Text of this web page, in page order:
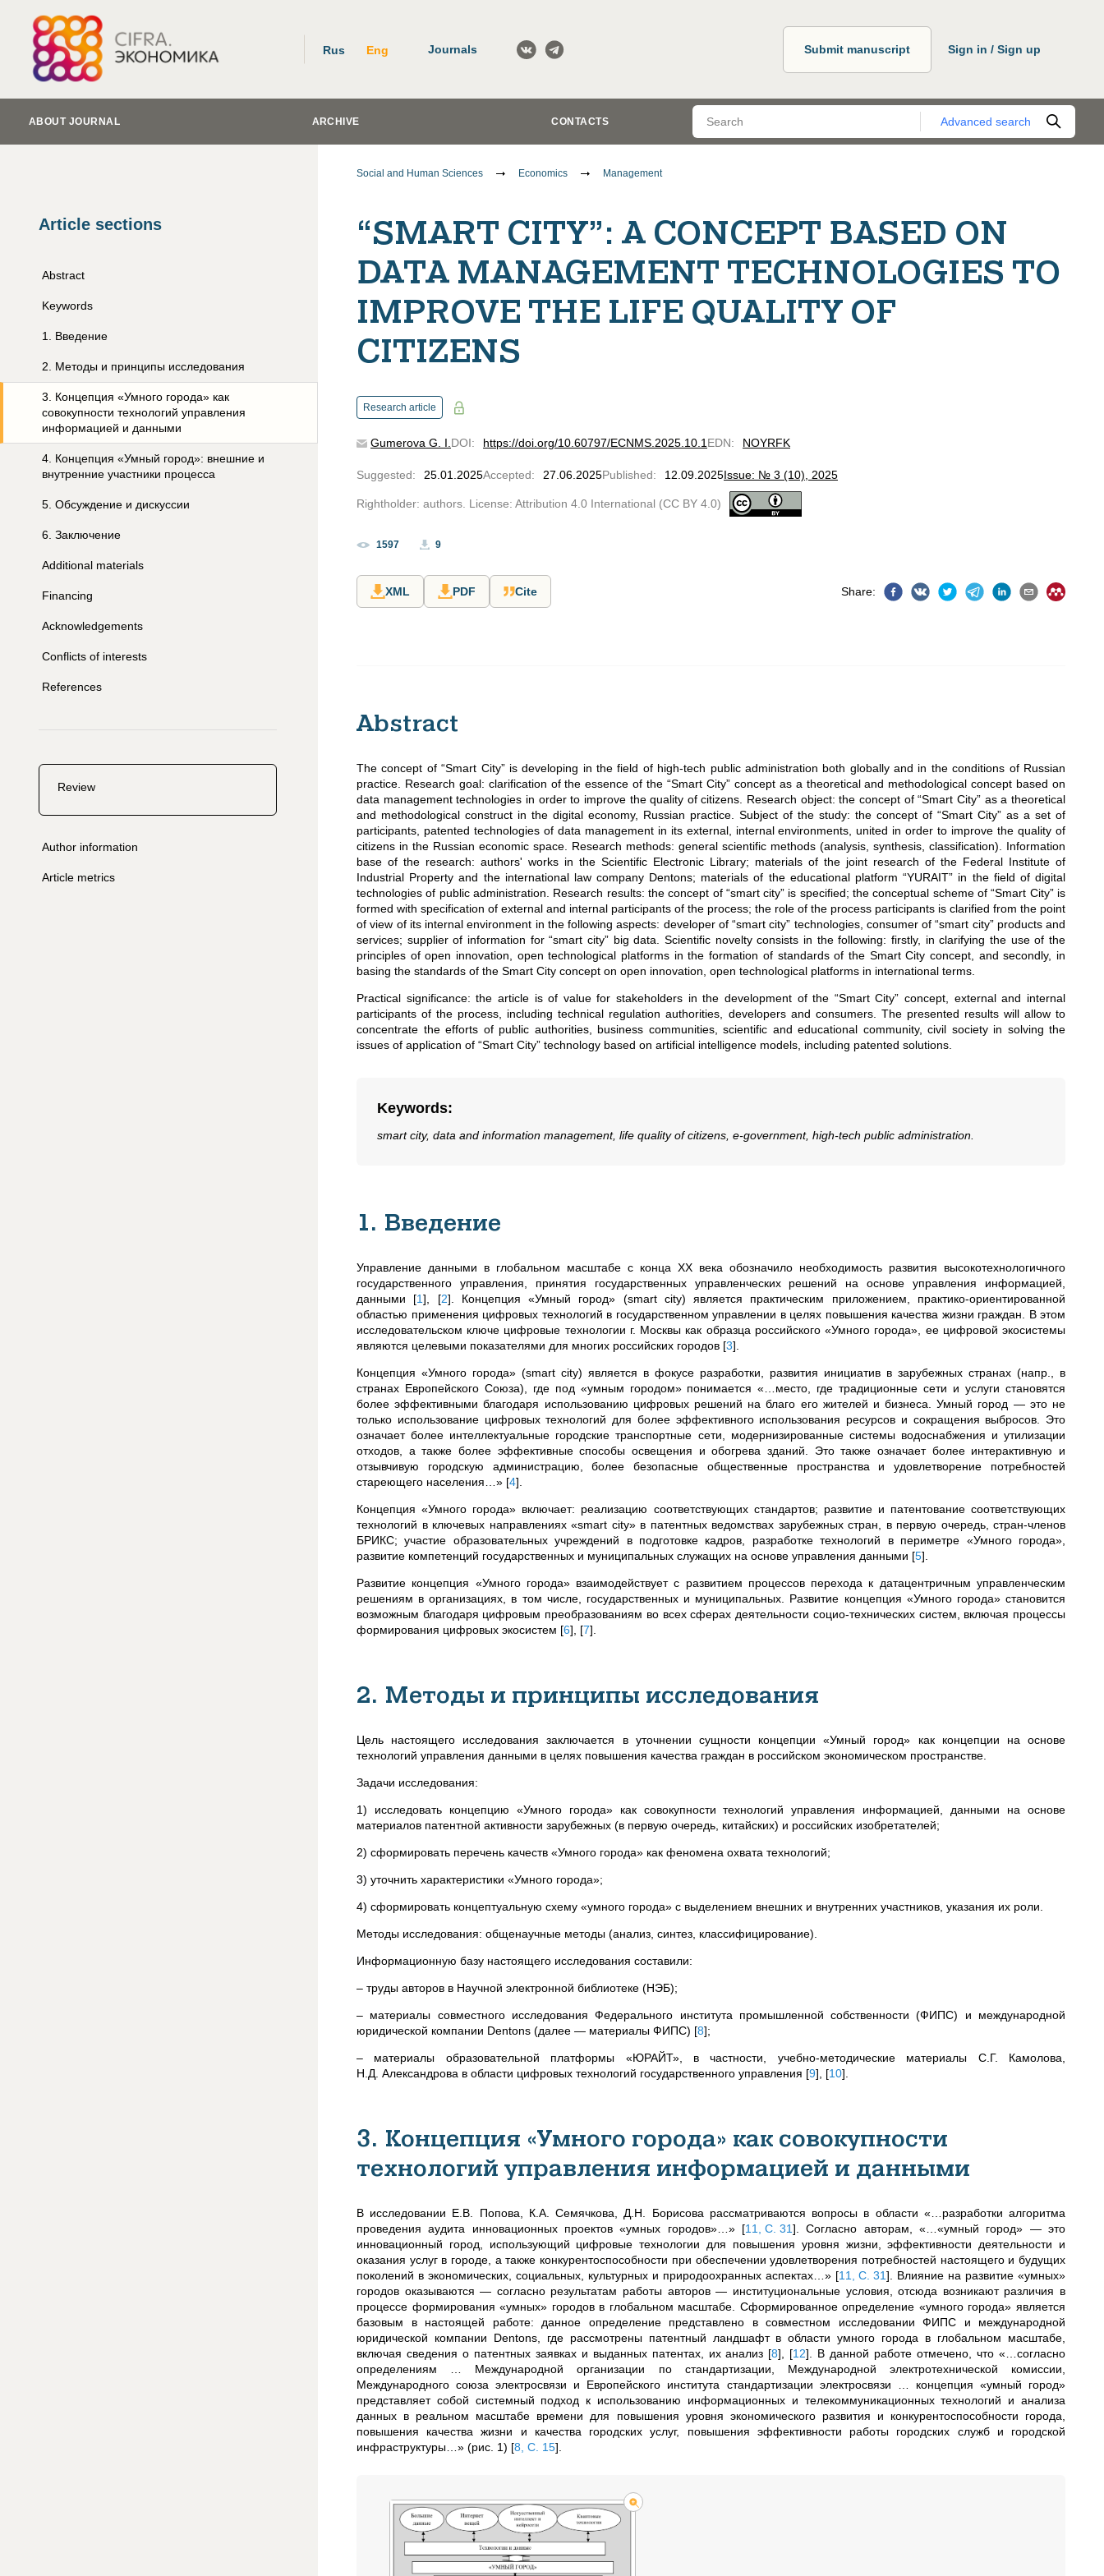
Rus Eng Journals Submit manuscript Sign in / Sign up
ABOUT JOURNAL ARCHIVE CONTACTS Advanced search
Article sections
Abstract
Keywords
1 Введение
2 Методы и принципы исследования
3
Концепция «Умного города» как
совокупности технологий управления
информацией и данными
4 Концепция «Умный город»: внешние и
внутренние участники процесса
5 Обсуждение и дискуссии
6 Заключение
Additional materials
Financing
Acknowledgements
Conflicts of interests
References
Review
Author information
Article metrics
Social and Human Sciences Economics Management
“SMART CITY”: A CONCEPT BASED ON
DATA MANAGEMENT TECHNOLOGIES TO
IMPROVE THE LIFE QUALITY OF
CITIZENS
Research article
Gumerova G. I. DOI: https://doi.org/10.60797/ECNMS.2025.10.1 EDN: NOYRFK
Suggested: 25.01.2025Accepted: 27.06.2025Published: 12.09.2025Issue: № 3 (10), 2025
Rightholder: authors. License: Attribution 4.0 International (CC BY 4.0)
1597 9
XML PDF Cite Share:
Abstract
The concept of “Smart City” is developing in the field of high-tech public administration both globally and in the conditions of Russian
practice. Research goal: clarification of the essence of the “Smart City” concept as a theoretical and methodological concept based on
data management technologies in order to improve the quality of citizens. Research object: the concept of “Smart City” as a theoretical
and methodological construct in the digital economy, Russian practice. Subject of the study: the concept of “Smart City” as a set of
participants, patented technologies of data management in its external, internal environments, united in order to improve the quality of
citizens in the Russian economic space. Research methods: general scientific methods (analysis, synthesis, classification). Information
base of the research: authors' works in the Scientific Electronic Library; materials of the joint research of the Federal Institute of
Industrial Property and the international law company Dentons; materials of the educational platform “YURAIT” in the field of digital
technologies of public administration. Research results: the concept of “smart city” is specified; the conceptual scheme of “Smart City” is
formed with specification of external and internal participants of the process; the role of the process participants is clarified from the point
of view of its internal environment in the following aspects: developer of “smart city” technologies, consumer of “smart city” products and
services; supplier of information for “smart city” big data. Scientific novelty consists in the following: firstly, in clarifying the use of the
principles of open innovation, open technological platforms in the formation of standards of the Smart City concept, and secondly, in
basing the standards of the Smart City concept on open innovation, open technological platforms in international terms.
Practical significance: the article is of value for stakeholders in the development of the “Smart City” concept, external and internal
participants of the process, including technical regulation authorities, developers and consumers. The presented results will allow to
concentrate the efforts of public authorities, business communities, scientific and educational community, civil society in solving the
issues of application of “Smart City” technology based on artificial intelligence models, including patented solutions.
Keywords:
smart city, data and information management, life quality of citizens, e-government, high-tech public administration.
1. Введение
Управление данными в глобальном масштабе с конца XX века обозначило необходимость развития высокотехнологичного
государственного управления, принятия государственных управленческих решений на основе управления информацией,
данными [1] [2] . Концепция «Умный город» (smart city) является практическим приложением, практико-ориентированной
областью применения цифровых технологий в государственном управлении в целях повышения качества жизни граждан. В этом
исследовательском ключе цифровые технологии г. Москвы как образца российского «Умного города», ее цифровой экосистемы
являются целевыми показателями для многих российских городов [3]
Концепция «Умного города» (smart city) является в фокусе разработки, развития инициатив в зарубежных странах (напр., в
странах Европейского Союза), где под «умным городом» понимается «… место, где традиционные сети и услуги становятся
более эффективными благодаря использованию цифровых решений на благо его жителей и бизнеса. Умный город — это не
только использование цифровых технологий для более эффективного использования ресурсов и сокращения выбросов. Это
означает более интеллектуальные городские транспортные сети, модернизированные системы водоснабжения и утилизации
отходов, а также более эффективные способы освещения и обогрева зданий. Это также означает более интерактивную и
отзывчивую городскую администрацию, более безопасные общественные пространства и удовлетворение потребностей
стареющего населения
» [4]
Концепция «Умного города» включает: реализацию соответствующих стандартов; развитие и патентование соответствующих
технологий в ключевых направлениях «smart city» в патентных ведомствах зарубежных стран, в первую очередь, стран-членов
БРИКС; участие образовательных учреждений в подготовке кадров, разработке технологий в периметре «Умного города»,
развитие компетенций государственных и муниципальных служащих на основе управления данными [5]
Развитие концепция «Умного города» взаимодействует с развитием процессов перехода к датацентричным управленческим
решениям в организациях, в том числе, государственных и муниципальных. Развитие концепция «Умного города» становится
возможным благодаря цифровым преобразованиям во всех сферах деятельности социо-технических систем, включая процессы
формирования цифровых экосистем [6] [7]
2. Методы и принципы исследования
Цель настоящего исследования заключается в уточнении сущности концепции «Умный город» как концепции на основе
технологий управления данными в целях повышения качества граждан в российском экономическом пространстве.
Задачи исследования:
1) исследовать концепцию «Умного города» как совокупности технологий управления информацией, данными на основе
материалов патентной активности зарубежных (в первую очередь, китайских) и российских изобретателей;
2) сформировать перечень качеств «Умного города» как феномена охвата технологий;
3) уточнить характеристики «Умного города»;
4) сформировать концептуальную схему «умного города» с выделением внешних и внутренних участников, указания их роли.
Методы исследования: общенаучные методы (анализ, синтез, классифицирование).
Информационную базу настоящего исследования составили:
– труды авторов в Научной электронной библиотеке (НЭБ);
– материалы совместного исследования Федерального института промышленной собственности (ФИПС) и международной
юридической компании Dentons (далее — материалы ФИПС) [8];
– материалы образовательной платформы «ЮРАЙТ», в частности, учебно-методические материалы С.Г.
Камолова,
Н.Д. Александрова в области цифровых технологий государственного управления [9] [10]
3. Концепция «Умного города» как совокупности
технологий управления информацией и данными
В исследовании Е.В. Попова, К.А. Семячкова, Д.Н.
Борисова рассматриваются вопросы в области «…разработки алгоритма
проведения аудита инновационных проектов «умных городов»…» [11, С. 31] . Согласно авторам, «…«умный город» — это
инновационный город, использующий цифровые технологии для повышения уровня жизни, эффективности деятельности и
оказания услуг в городе, а также конкурентоспособности при обеспечении удовлетворения потребностей настоящего и будущих
поколений в экономических, социальных, культурных и природоохранных аспектах…» [11, С. 31] . Влияние на развитие «умных»
городов оказываются — согласно результатам работы авторов — институциональные условия, отсюда возникают различия в
процессе формирования «умных» городов в глобальном масштабе. Сформированное определение «умного города» является
базовым в настоящей работе: данное определение представлено в совместном исследовании ФИПС и международной
юридической компании Dentons, где рассмотрены патентный ландшафт в области умного города в глобальном масштабе
включая сведения о патентных заявках и выданных патентах, их анализ [8] [12] . В данной работе отмечено, что «…согласно
определениям … Международной организации по стандартизации, Международной электротехнической комиссии,
Международного союза электросвязи и Европейского института стандартизации электросвязи … концепция «умный город»
представляет собой системный подход к использованию информационных и телекоммуникационных технологий и анализа
данных в реальном масштабе времени для повышения уровня экономического развития и конкурентоспособности города,
повышения качества жизни и качества городских услуг, повышения эффективности работы городских служб и городской
инфраструктуры…» (рис. 1) [8, С. 15]